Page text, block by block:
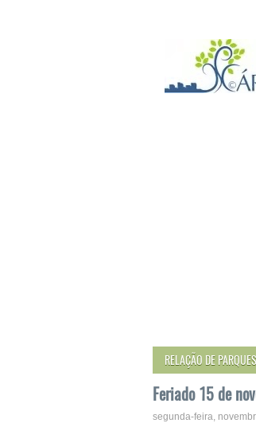
RELAÇÃO DE
Feriado 15 de
segunda-feira,